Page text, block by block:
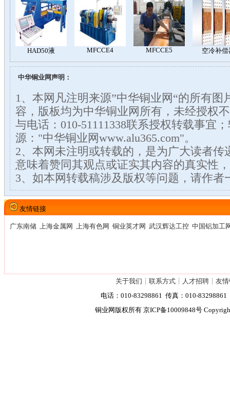
中华铜业网声明：
1、本网凡注明来源”中华铜业网“的所有图
容，版板均为中华铜业网所有，未经授权
与电话：010-51111338联系授权转载事宜
源："中华铜业网www.alu365.com"。
2、本网未注明或转载的，是为广大读者传
意味着赞同其观点或证实其内容的真实性
3、如本网转载稿涉及版权等问题，请作者